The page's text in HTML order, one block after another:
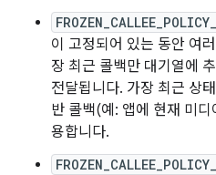
이 고정되어 있는 동안 여
장 최근 콜백만 대기열에
전달됩니다. 가장 최근 상
반 콜백(예: 앱에 현재 미
용합니다.